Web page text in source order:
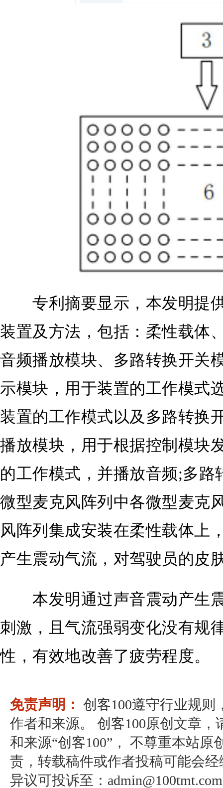
专利摘要显示，本发明提
装置及方法，包括：柔性载体
音频播放模块、多路转换开关
示模块，用于装置的工作模式
装置的工作模式以及多路转换
播放模块，用于根据控制模块
的工作模式，并播放音频;多路
微型麦克风阵列中各微型麦克
风阵列集成安装在柔性载体上
产生震动气流，对驾驶员的皮
本发明通过声音震动产生
刺激，且气流强弱变化没有规
性，有效地改善了疲劳程度。
免责声明： 创客100遵守行业规则
作者和来源。 创客100原创文章
和来源“创客100”， 不尊重本站原
责，转载稿件或作者投稿可能会
异议可投诉至：admin@100tmt.com